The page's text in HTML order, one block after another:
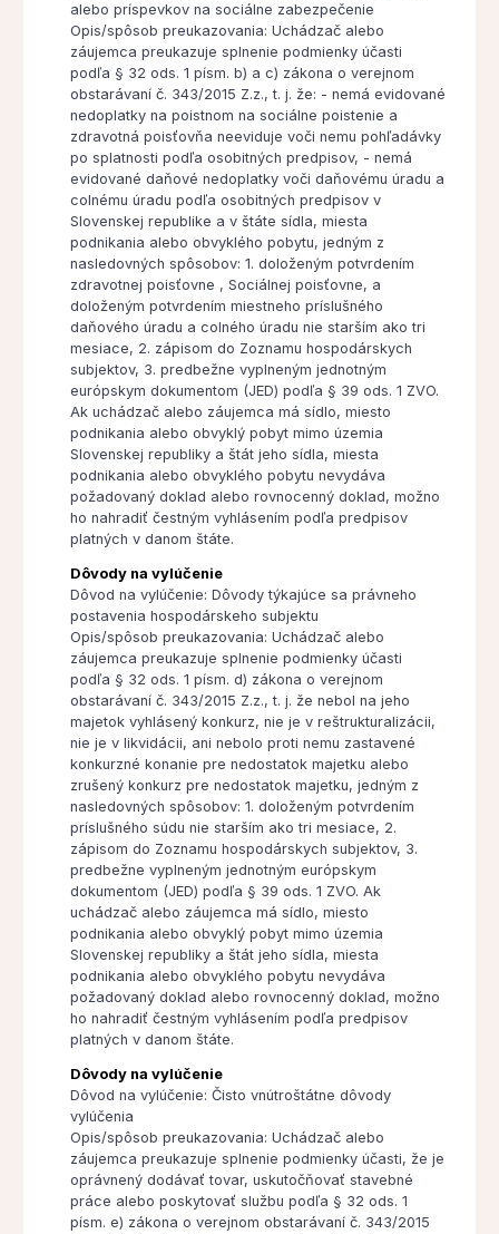
alebo príspevkov na sociálne zabezpečenie
Opis/spôsob preukazovania: Uchádzač alebo
záujemca preukazuje splnenie podmienky účasti
podľa § 32 ods. 1 písm. b) a c) zákona o verejnom
obstarávaní č. 343/2015 Z.z., t. j. že: - nemá evidované
nedoplatky na poistnom na sociálne poistenie a
zdravotná poisťovňa neeviduje voči nemu pohľadávky
po splatnosti podľa osobitných predpisov, - nemá
evidované daňové nedoplatky voči daňovému úradu a
colnému úradu podľa osobitných predpisov v
Slovenskej republike a v štáte sídla, miesta
podnikania alebo obvyklého pobytu, jedným z
nasledovných spôsobov: 1. doloženým potvrdením
zdravotnej poisťovne , Sociálnej poisťovne, a
doloženým potvrdením miestneho príslušného
daňového úradu a colného úradu nie starším ako tri
mesiace, 2. zápisom do Zoznamu hospodárskych
subjektov, 3. predbežne vyplneným jednotným
európskym dokumentom (JED) podľa § 39 ods. 1 ZVO.
Ak uchádzač alebo záujemca má sídlo, miesto
podnikania alebo obvyklý pobyt mimo územia
Slovenskej republiky a štát jeho sídla, miesta
podnikania alebo obvyklého pobytu nevydáva
požadovaný doklad alebo rovnocenný doklad, možno
ho nahradiť čestným vyhlásením podľa predpisov
platných v danom štáte.
Dôvody na vylúčenie
Dôvod na vylúčenie: Dôvody týkajúce sa právneho
postavenia hospodárskeho subjektu
Opis/spôsob preukazovania: Uchádzač alebo
záujemca preukazuje splnenie podmienky účasti
podľa § 32 ods. 1 písm. d) zákona o verejnom
obstarávaní č. 343/2015 Z.z., t. j. že nebol na jeho
majetok vyhlásený konkurz, nie je v reštrukturalizácii,
nie je v likvidácii, ani nebolo proti nemu zastavené
konkurzné konanie pre nedostatok majetku alebo
zrušený konkurz pre nedostatok majetku, jedným z
nasledovných spôsobov: 1. doloženým potvrdením
príslušného súdu nie starším ako tri mesiace, 2.
zápisom do Zoznamu hospodárskych subjektov, 3.
predbežne vyplneným jednotným európskym
dokumentom (JED) podľa § 39 ods. 1 ZVO. Ak
uchádzač alebo záujemca má sídlo, miesto
podnikania alebo obvyklý pobyt mimo územia
Slovenskej republiky a štát jeho sídla, miesta
podnikania alebo obvyklého pobytu nevydáva
požadovaný doklad alebo rovnocenný doklad, možno
ho nahradiť čestným vyhlásením podľa predpisov
platných v danom štáte.
Dôvody na vylúčenie
Dôvod na vylúčenie: Čisto vnútroštátne dôvody
vylúčenia
Opis/spôsob preukazovania: Uchádzač alebo
záujemca preukazuje splnenie podmienky účasti, že je
oprávnený dodávať tovar, uskutočňovať stavebné
práce alebo poskytovať službu podľa § 32 ods. 1
písm. e) zákona o verejnom obstarávaní č. 343/2015